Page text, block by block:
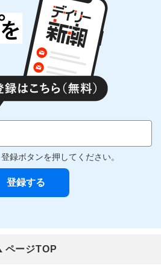
録ボタンを押してください。
ページTOP